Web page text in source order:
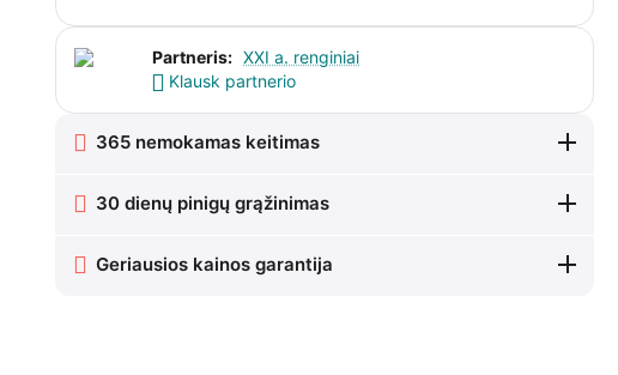
Partneris: XXI a. renginiai
Klausk partnerio
365 nemokamas keitimas
30 dienų pinigų grąžinimas
Geriausios kainos garantija